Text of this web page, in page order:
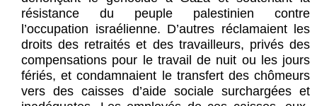
résistance du peuple palestinien contre
l’occupation israélienne. D’autres réclamaient les
droits des retraités et des travailleurs, privés des
compensations pour le travail de nuit ou les jours
fériés, et condamnaient le transfert des chômeurs
vers des caisses d’aide sociale surchargées et